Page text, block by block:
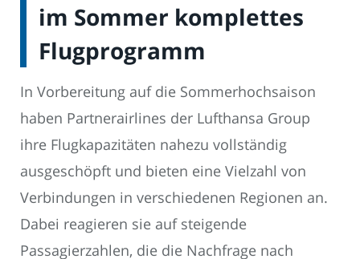
im Sommer komplettes
Flugprogramm
In Vorbereitung auf die Sommerhochsaison
haben Partnerairlines der Lufthansa Group
ihre Flugkapazitäten nahezu vollständig
ausgeschöpft und bieten eine Vielzahl von
Verbindungen in verschiedenen Regionen an.
Dabei reagieren sie auf steigende
Passagierzahlen, die die Nachfrage nach